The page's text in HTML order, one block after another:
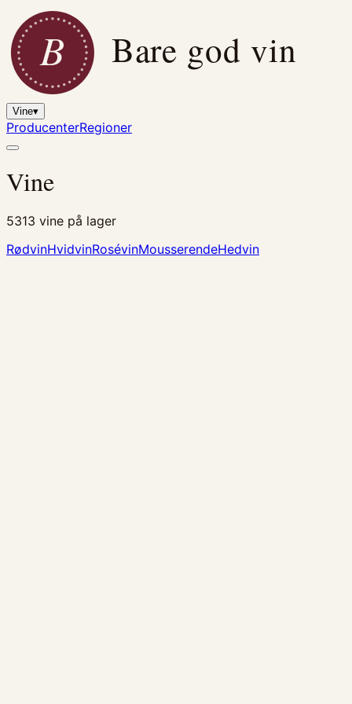
B Bare god vin
Vine▾
ProducenterRegioner
Vine
5313 vine på lager
RødvinHvidvinRosévinMousserendeHedvin